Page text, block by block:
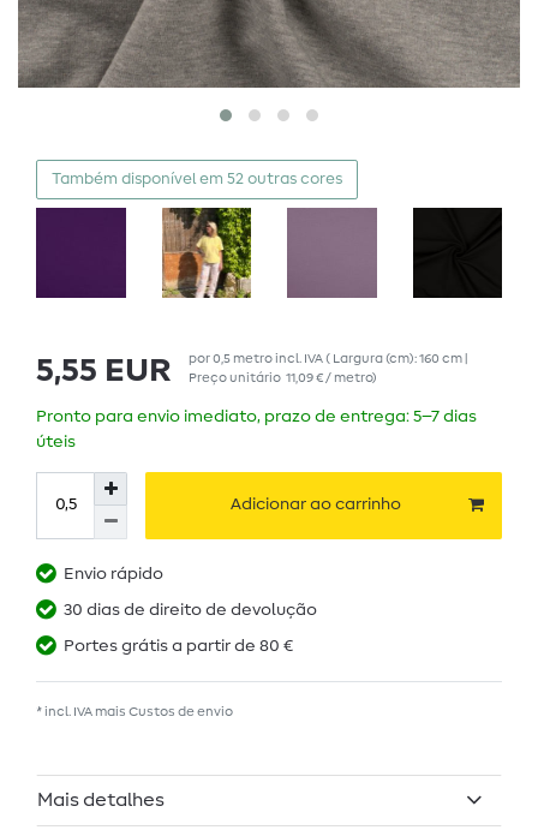
Também disponível em 52 outras cores
5,55 EUR por0,5 metroincl. IVA( Largura (cm): 160 cm |
Preço unitário 11,09 € / metro)
Pronto para envio imediato, prazo de entrega: 5–7 dias
úteis
Adicionar ao carrinho
Envio rápido
30 dias de direito de devolução
Portes grátis a partir de 80 €
* incl. IVA mais Custos de envio
Mais detalhes